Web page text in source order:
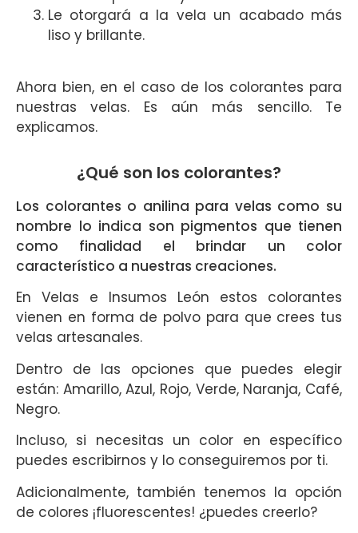
Le otorgará a la vela un acabado más
liso y brillante.
Ahora bien, en el caso de los colorantes para
nuestras velas. Es aún más sencillo. Te
explicamos.
¿Qué son los colorantes?
Los colorantes o anilina para velas como su
nombre lo indica son pigmentos que tienen
como finalidad el brindar un color
característico a nuestras creaciones.
En Velas e Insumos León estos colorantes
vienen en forma de polvo para que crees tus
velas artesanales.
Dentro de las opciones que puedes elegir
están: Amarillo, Azul, Rojo, Verde, Naranja, Café,
Negro.
Incluso, si necesitas un color en específico
puedes escribirnos y lo conseguiremos por ti.
Adicionalmente, también tenemos la opción
de colores ¡fluorescentes! ¿puedes creerlo?